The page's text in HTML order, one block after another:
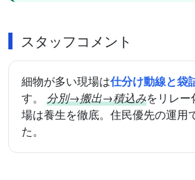
スタッフコメント
細物が多い現場は仕分け動線と袋
す。 分別→搬出→積込みをリレー
場は養生を徹底。住民優先の運用
た。